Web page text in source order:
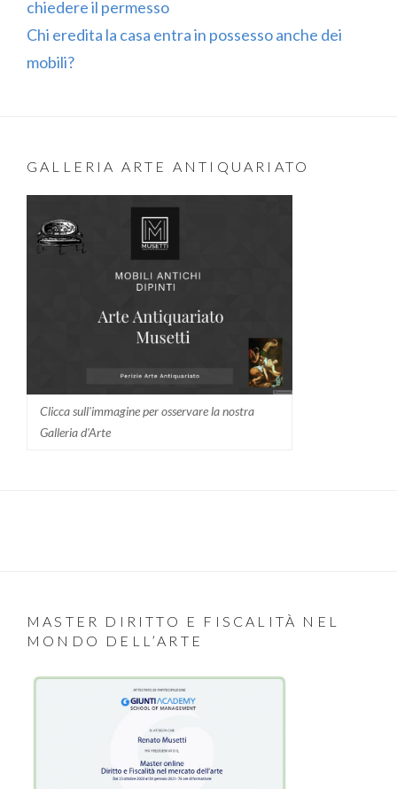
chiedere il permesso
Chi eredita la casa entra in possesso anche dei
mobili?
GALLERIA ARTE ANTIQUARIATO
Clicca sull'immagine per osservare la nostra
Galleria d'Arte
MASTER DIRITTO E FISCALITÀ NEL
MONDO DELL’ARTE